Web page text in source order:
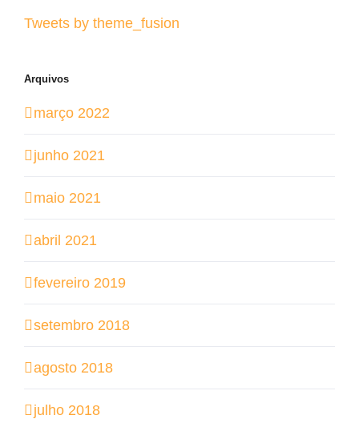
Tweets by theme_fusion
Arquivos
março 2022
junho 2021
maio 2021
abril 2021
fevereiro 2019
setembro 2018
agosto 2018
julho 2018